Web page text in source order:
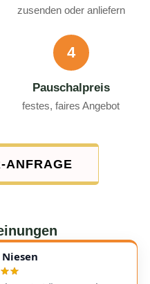
zusenden oder anliefern
4
Pauschalpreis
festes, faires Angebot
ANFRAGE